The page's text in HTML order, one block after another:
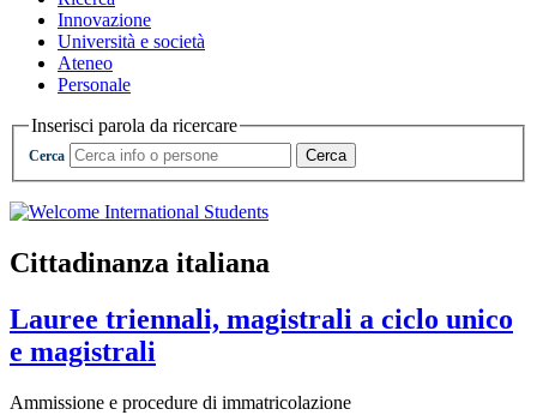
Innovazione
Università e società
Ateneo
Personale
Inserisci parola da ricercare
Cerca Cerca
Cittadinanza italiana
Lauree triennali, magistrali a ciclo unico
e magistrali
Ammissione e procedure di immatricolazione